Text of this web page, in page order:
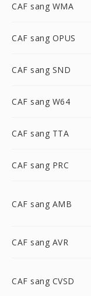
CAF sang WMA
CAF sang OPUS
CAF sang SND
CAF sang W64
CAF sang TTA
CAF sang PRC
CAF sang AMB
CAF sang AVR
CAF sang CVSD